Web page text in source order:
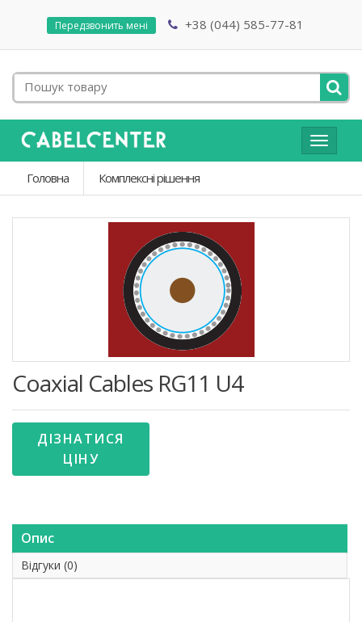
Передзвонить мені +38 (044) 585-77-81
Toggle
Головна
Комплексні рішення
Coaxial Cables RG11 U4
ДІЗНАТИСЯ
ЦІНУ
Опис
Відгуки (0)